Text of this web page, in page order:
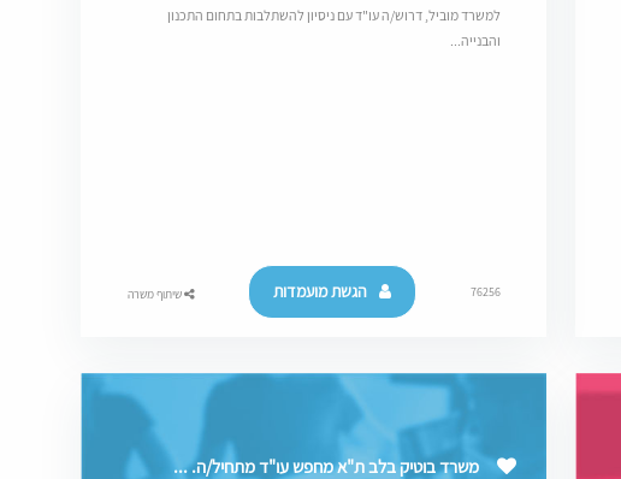
למשרד מוביל, דרוש/ה עו"ד עם ניסיון להשתלבות בתחום התכנון
והבנייה...
76256 הגשת מועמדות שיתוף משרה
משרד בוטיק בלב ת"א מחפש עו"ד מתחיל/ה. ...